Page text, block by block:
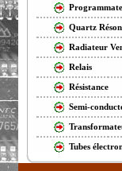
Quartz
Radiateur
Relais
Résistance
Semi-
Tubes